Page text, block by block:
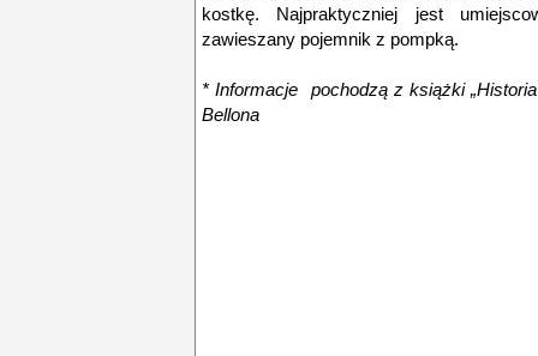
kostkę. Najpraktyczniej jest
zawieszany pojemnik z pompką.
* Informacje pochodzą z książki
Bellona